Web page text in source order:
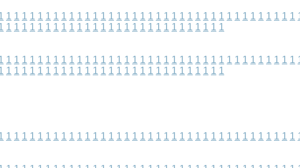
1 1 1 1 1 1 1 1 1 1 1 1 1 1 1 1 1 1 1 1 1 1 1 1 1 1 1 1 1 1 1 1 1 1 1 1 1
1 1 1 1 1 1 1 1 1 1 1 1 1 1 1 1 1 1 1 1 1 1 1 1 1 1 1 1
1 1 1 1 1 1 1 1 1 1 1 1 1 1 1 1 1 1 1 1 1 1 1 1 1 1 1 1 1 1 1 1 1 1 1 1 1
1 1 1 1 1 1 1 1 1 1 1 1 1 1 1 1 1 1 1 1 1 1 1 1 1 1 1 1
1 1 1 1 1 1 1 1 1 1 1 1 1 1 1 1 1 1 1 1 1 1 1 1 1 1 1 1 1 1 1 1 1 1 1 1 1